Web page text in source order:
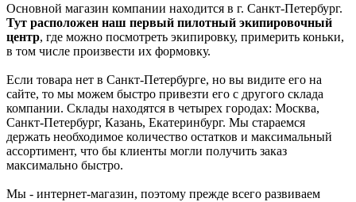
Основной магазин компании находится в г. Санкт-Петербург.
Тут расположен наш первый пилотный экипировочный
центр, где можно посмотреть экипировку, примерить коньки,
в том числе произвести их формовку.
Если товара нет в Санкт-Петербурге, но вы видите его на
сайте, то мы можем быстро привезти его с другого склада
компании. Склады находятся в четырех городах: Москва,
Санкт-Петербург, Казань, Екатеринбург. Мы стараемся
держать необходимое количество остатков и максимальный
ассортимент, что бы клиенты могли получить заказ
максимально быстро.
Мы - интернет-магазин, поэтому прежде всего развиваем